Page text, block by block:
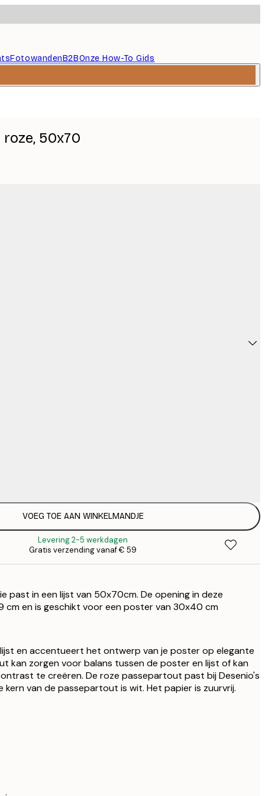
FotowandenB2BOnze How-To Gids
50x70
€
VOEG TOE AAN WINKELMANDJE
Levering 2-5 werkdagen
Gratis verzending vanaf € 59
past in een lijst van 50x70cm. De opening in deze
cm en is geschikt voor een poster van 30x40 cm
en accentueert het ontwerp van je poster op elegante
kan zorgen voor balans tussen de poster en lijst of kan
te creëren. De roze passepartout past bij Desenio's
kern van de passepartout is wit. Het papier is zuurvrij.